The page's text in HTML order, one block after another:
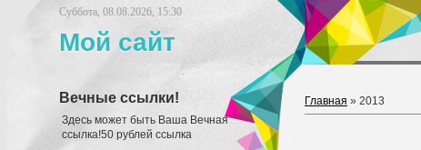
Суббота, 08.08.2026, 15:30
Мой сайт
Вечные ссылки!
Здесь может быть Ваша Вечная
ссылка!50 рублей ссылка
Главная » 2013